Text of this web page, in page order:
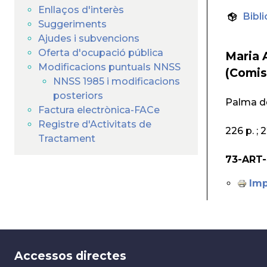
Enllaços d'interès
Suggeriments
Ajudes i subvencions
Oferta d'ocupació pública
Modificacions puntuals NNSS
NNSS 1985 i modificacions
posteriors
Factura electrònica-FACe
Registre d'Activitats de
Tractament
Maria
Palma
226 p. ;
73-
Accessos directes